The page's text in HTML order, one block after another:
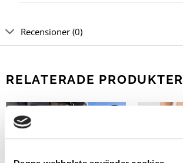
Recensioner (0)
RELATERADE PRODUKTER